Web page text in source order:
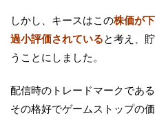
しかし、キースはこの株価が
過小評価されていると考え、
うことにしました。
配信時のトレードマークである
その格好でゲームストップの価